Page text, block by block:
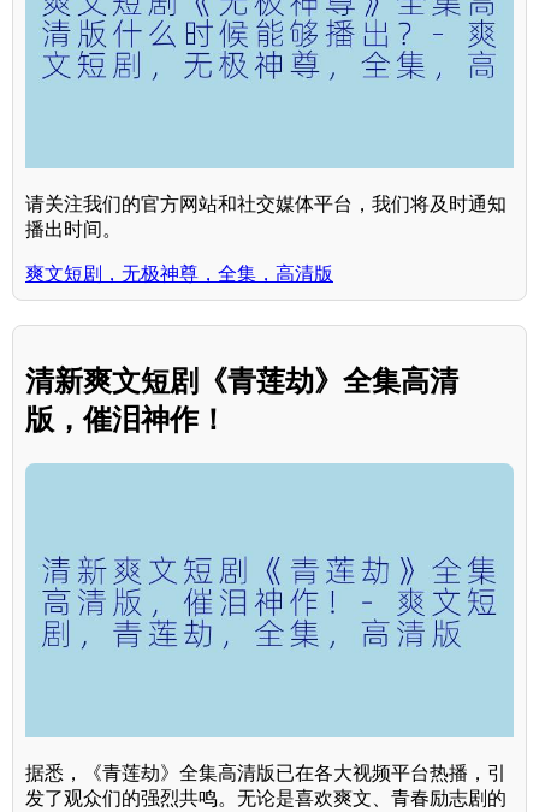
请关注我们的官方网站和社交媒体平台，我们将及时通知
播出时间。
爽文短剧，无极神尊，全集，高清版
清新爽文短剧《青莲劫》全集高清
版，催泪神作！
据悉，《青莲劫》全集高清版已在各大视频平台热播，引
发了观众们的强烈共鸣。无论是喜欢爽文、青春励志剧的